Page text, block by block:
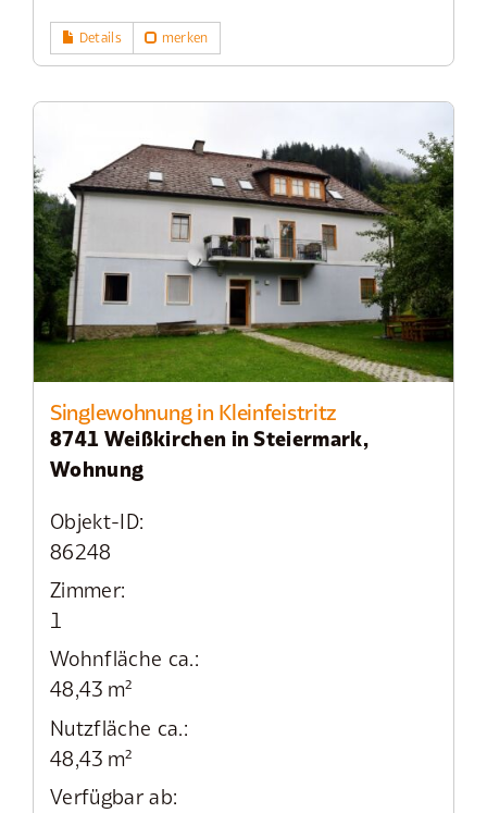
Details merken
Singlewohnung in Kleinfeistritz
8741 Weißkirchen in Steiermark,
Wohnung
Objekt-ID:
86248
Zimmer:
1
Wohnfläche ca.:
48,43 m²
Nutzfläche ca.:
48,43 m²
Verfügbar ab: